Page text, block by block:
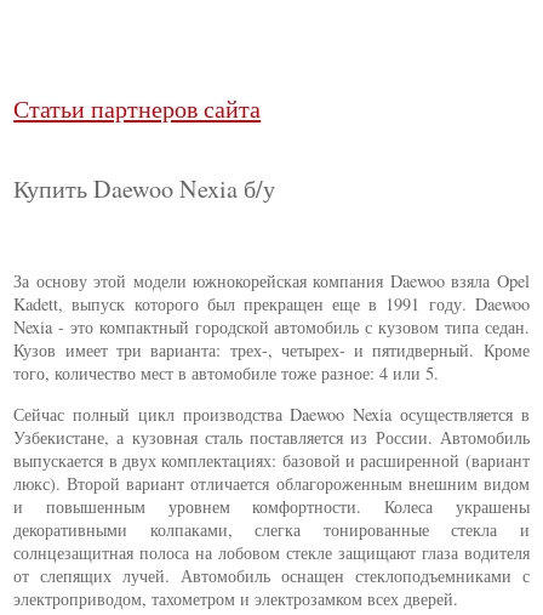
Статьи партнеров сайта
Купить Daewoo Nexia б/у
За основу этой модели южнокорейская компания Daewoo взяла Opel
Kadett, выпуск которого был прекращен еще в 1991 году. Daewoo
Nexia - это компактный городской автомобиль с кузовом типа седан.
Кузов имеет три варианта: трех-, четырех- и пятидверный. Кроме
того, количество мест в автомобиле тоже разное: 4 или 5.
Сейчас полный цикл производства Daewoo Nexia осуществляется в
Узбекистане, а кузовная сталь поставляется из России. Автомобиль
выпускается в двух комплектациях: базовой и расширенной (вариант
люкс). Второй вариант отличается облагороженным внешним видом
и повышенным уровнем комфортности. Колеса украшены
декоративными колпаками, слегка тонированные стекла и
солнцезащитная полоса на лобовом стекле защищают глаза водителя
от слепящих лучей. Автомобиль оснащен стеклоподъемниками с
электроприводом, тахометром и электрозамком всех дверей.